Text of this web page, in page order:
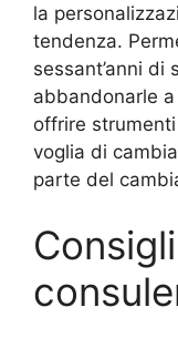
la
tendenza.
sessant’anni di
abbandonarle
offrire
voglia di
parte del